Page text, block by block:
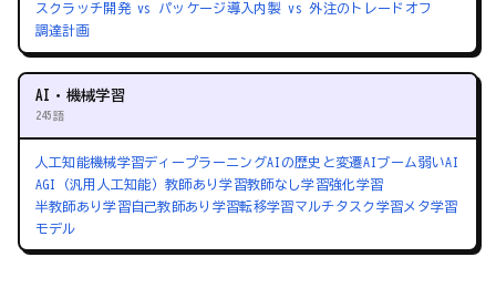
スクラッチ開発 vs パッケージ導入 内製 vs 外注のトレードオフ
調達計画
AI・機械学習
245語
人工知能機械学習ディープラーニングAIの歴史と変遷AIブーム 弱いAI
AGI（汎用人工知能）教師あり学習教師なし学習強化学習
半教師あり学習自己教師あり学習転移学習マルチタスク学習メタ学習
モデル